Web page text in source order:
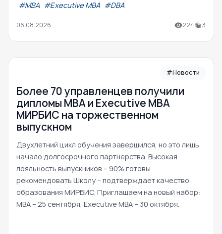
#МВА #Executive MBA #DBA
06.08.2026 224 3
#Новости
Более 70 управленцев получили
дипломы MBA и Executive MBA
МИРБИС на торжественном
выпускном
Двухлетний цикл обучения завершился, но это лишь
начало долгосрочного партнерства. Высокая
лояльность выпускников – 90% готовы
рекомендовать Школу – подтверждает качество
образования МИРБИС. Приглашаем на новый набор:
MBA – 25 сентября, Executive MBA – 30 октября.